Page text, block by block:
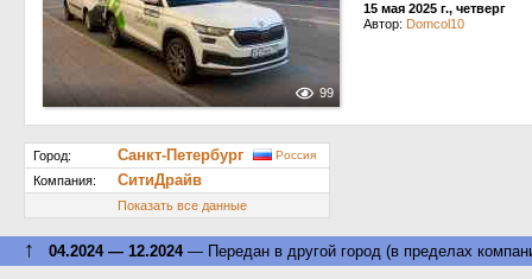
99
15 мая 2025 г., четверг
Автор: Domcol10
Город: Санкт-Петербург Россия
Компания: СитиДрайв
Показать все данные
↑ 04.2024 — 12.2024— Передан в другой город (в пределах